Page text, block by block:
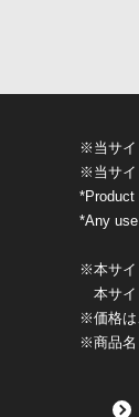
※当サイ
※当サイ
*Product
*Any
※本サイ
本サイ
※価格は
※商品名